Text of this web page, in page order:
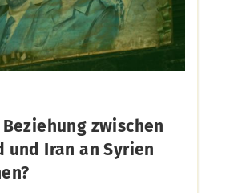
zwischen
und Iran an Syrien